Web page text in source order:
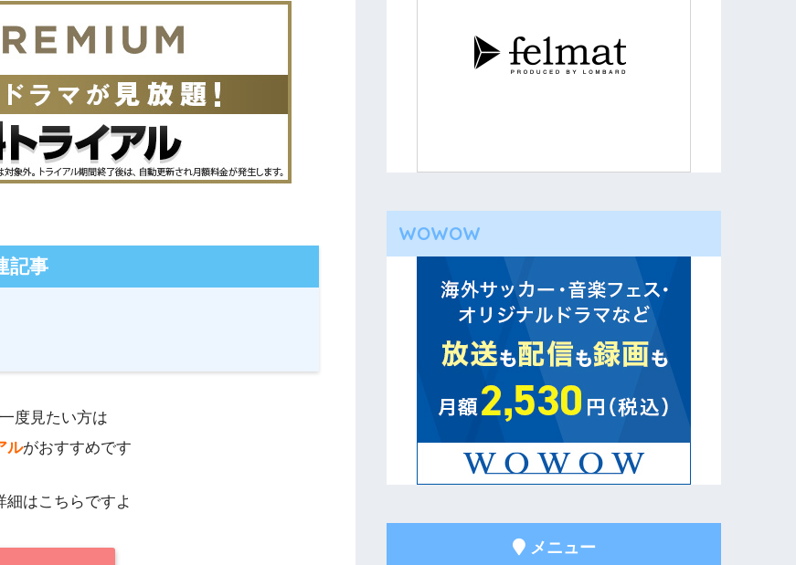
記事
度見たい方は
ルがおすすめです
細はこちらですよ
WOWOW
メニュー